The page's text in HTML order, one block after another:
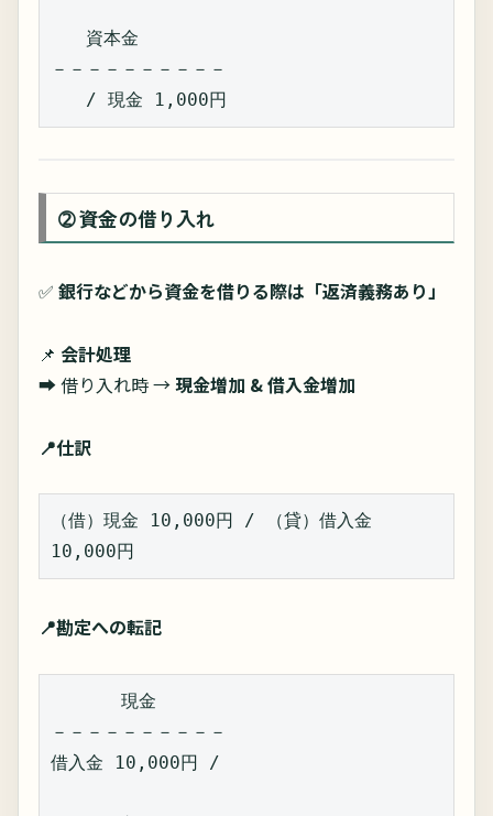
資本金
－－－－－－－－－－
/ 現金 1,000円
➁ 資金の借り入れ
✅ 銀行などから資金を借りる際は「返済義務あり」
📌 会計処理
➡ 借り入れ時 →現金増加 & 借入金増加
📍仕訳
（借）現金 10,000円 / （貸）借入金
10,000円
📍勘定への転記
現金
－－－－－－－－－－
借入金 10,000円 /